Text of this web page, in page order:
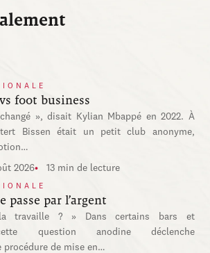
foot business
», disait Kylian Mbappé en 2022. À
Bissen était un petit club anonyme,
2026 13 min de lecture
passe par l’argent
travaille ? » Dans certains bars et
question anodine déclenche
procédure de mise en…